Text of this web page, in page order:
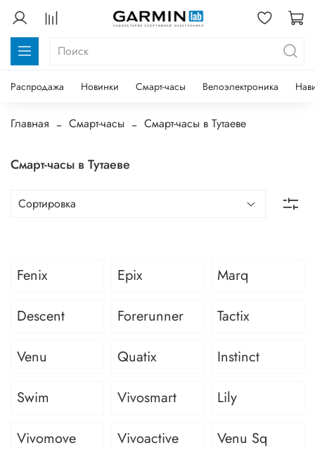
Распродажа Новинки Смарт-часы Велоэлектроника
Главная Смарт-часы Смарт-часы в Тутаеве
Смарт-часы в Тутаеве
Fenix Epix
Marq
Descent
Forerunner
Tactix
Venu
Quatix
Instinct
Swim
Vivosmart
Lily
Vivomove
Vivoactive
Venu Sq